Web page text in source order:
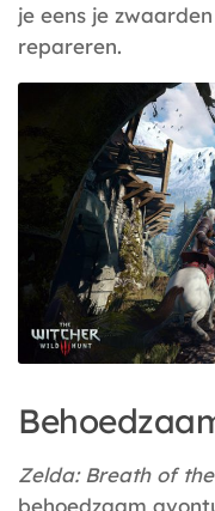
je eens je
repareren.
Zelda: Breath of
behoedzaam